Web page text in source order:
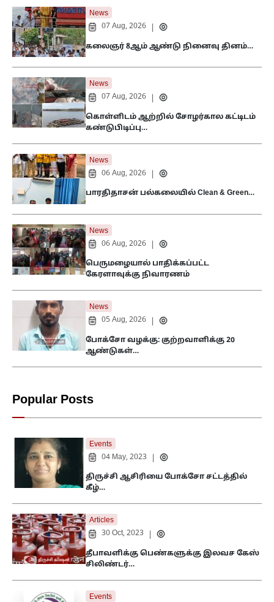
News
07 Aug, 2026
கலைஞர் 8ஆம் ஆண்டு நினைவு தினம்…
News
07 Aug, 2026
கொள்ளிடம் ஆற்றில் சோழர்கால கட்டிடம்
கண்டுபிடிப்பு…
News
06 Aug, 2026
பாரதிதாசன் பல்கலையில் Clean & Green…
News
06 Aug, 2026
பெருமழையால் பாதிக்கப்பட்ட
கேரளாவுக்கு நிவாரணம்
News
05 Aug, 2026
போக்சோ வழக்கு: குற்றவாளிக்கு 20
ஆண்டுகள்…
Popular Posts
Events
04 May, 2023
திருச்சி ஆசிரியை போக்சோ சட்டத்தில்
கீழ்…
Articles
30 Oct, 2023
தீபாவளிக்கு பெண்களுக்கு இலவச கேஸ்
சிலிண்டர்…
Events